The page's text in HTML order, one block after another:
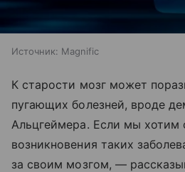
Источник: Magnific
К старости мозг может
пугающих болезней, вроде
Альцгеймера. Если мы хотим
возникновения таких
за своим мозгом, —